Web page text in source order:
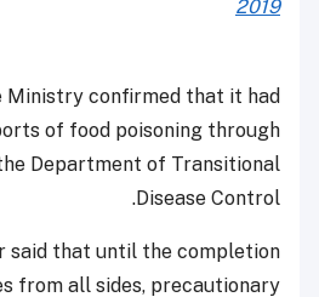
2019
Ministry confirmed that it had
of food poisoning through
Department of Transitional
Disease Control.
said that until the completion
from all sides, precautionary